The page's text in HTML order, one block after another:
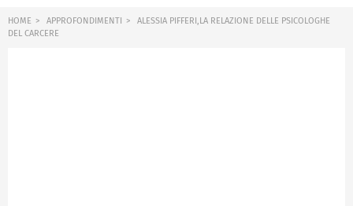
HOME APPROFONDIMENTI
ALESSIA PIFFERI,LA RELAZIONE DELLE PSICOLOGHE
DEL CARCERE